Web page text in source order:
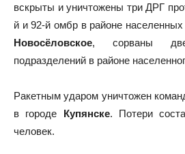
вскрыты и уничтожены три ДРГ
й и 92-й омбр в районе населенных
Новосёловское, сорваны
подразделений в районе
Ракетным ударом уничтожен
в городе Купянске. Потери
человек.